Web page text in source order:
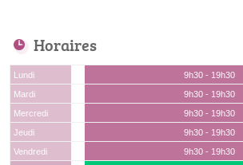
Horaires
Lundi
9h30 - 19h30
Mardi
9h30 - 19h30
Mercredi
9h30 - 19h30
Jeudi
9h30 - 19h30
Vendredi
9h30 - 19h30